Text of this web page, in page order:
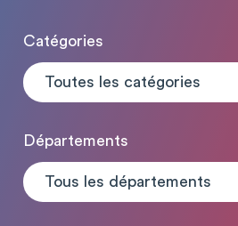
Catégories
Toutes les catégories
Départements
Tous les départements